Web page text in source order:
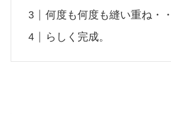
何度も何度も縫い重ね・・
らしく完成。